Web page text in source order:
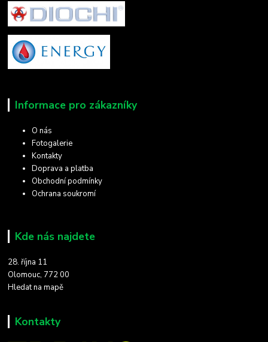
Informace pro zákazníky
O nás
Fotogalerie
Kontakty
Doprava a platba
Obchodní podmínky
Ochrana soukromí
Kde nás najdete
28. října 11
Olomouc, 772 00
Hledat na mapě
Kontakty